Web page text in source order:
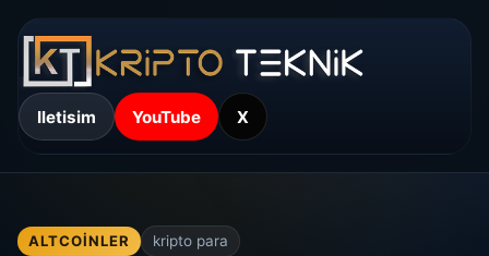
Iletisim YouTube X
ALTCOINLER kripto para